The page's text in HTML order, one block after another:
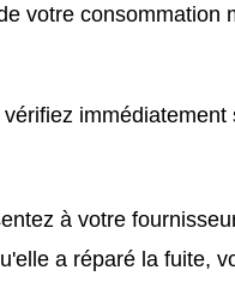
votre consommation
à votre
a réparé la fuite,